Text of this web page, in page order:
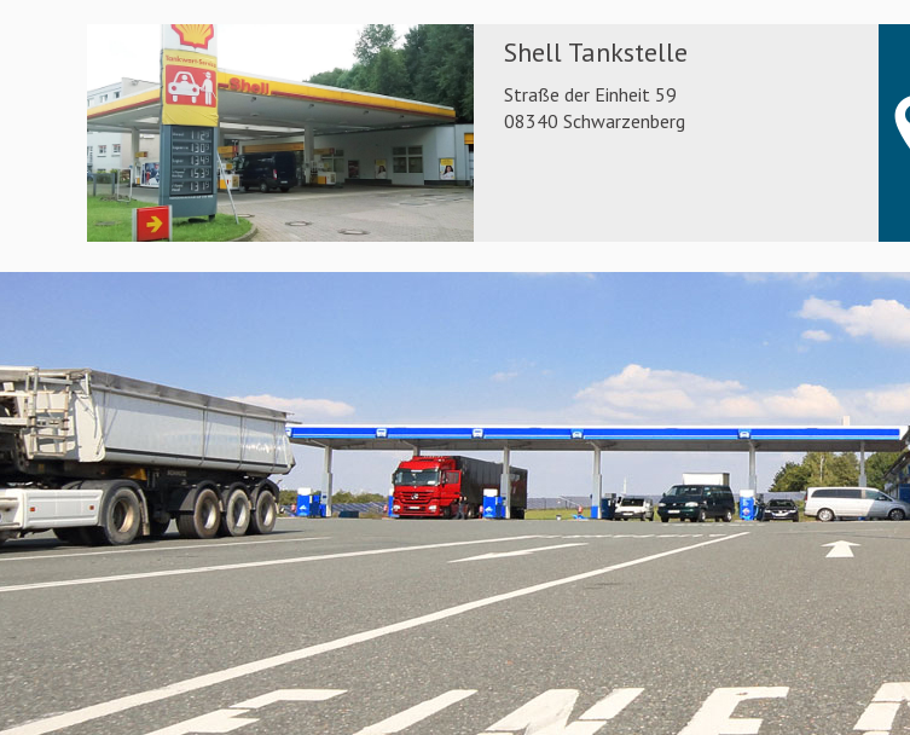
Shell Tankstelle
Straße der Einheit 59
08340 Schwarzenberg